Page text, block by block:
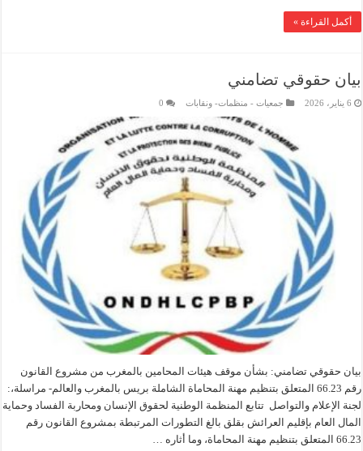
أكمل القراءة »
بيان حقوقي تضامني
6 يناير، 2026 جمعيات - منظمات- ونقابات 0
بيان حقوقي تضامني: بشأن موقف هيئات المحامين بالمغرب من مشروع القانون
رقم 66.23 المتعلق بتنظيم مهنة المحاماة الشاملة بريس بالمغرب والعالم- مراسلة،:
لجنة الإعلام والتواصل تتابع المنظمة الوطنية لحقوق الإنسان ومحاربة الفساد وحماية
المال العام بإقليم العرائش بقلق بالغ التطورات المرتبطة بمشروع القانون رقم
66.23 المتعلق بتنظيم مهنة المحاماة، وما أثاره …